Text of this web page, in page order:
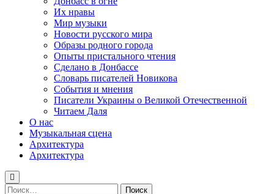
Их нравы
Мир музыки
Новости русского мира
Образы родного города
Опыты пристального чтения
Сделано в Донбассе
Словарь писателей Новикова
События и мнения
Писатели Украины о Великой Отечественной
Читаем Даля
О нас
Музыкальная сцена
Архитектура
Архитектура
Найти: